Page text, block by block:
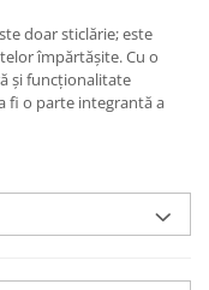
doar sticlărie; este
împărtășite. Cu o
și funcționalitate
fi o parte integrantă a